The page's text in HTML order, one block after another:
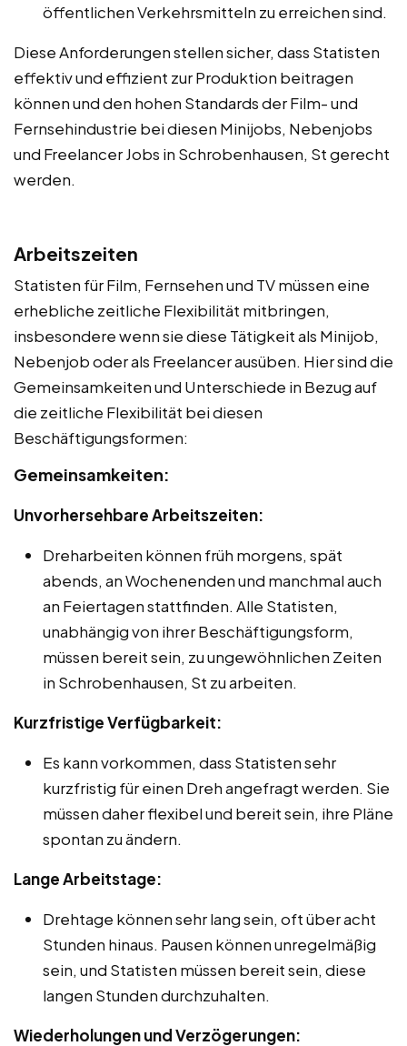
öffentlichen Verkehrsmitteln zu erreichen sind.
Diese Anforderungen stellen sicher, dass Statisten
effektiv und effizient zur Produktion beitragen
können und den hohen Standards der Film- und
Fernsehindustrie bei diesen Minijobs, Nebenjobs
und Freelancer Jobs in Schrobenhausen, St gerecht
werden.
Arbeitszeiten
Statisten für Film, Fernsehen und TV müssen eine
erhebliche zeitliche Flexibilität mitbringen,
insbesondere wenn sie diese Tätigkeit als Minijob,
Nebenjob oder als Freelancer ausüben. Hier sind die
Gemeinsamkeiten und Unterschiede in Bezug auf
die zeitliche Flexibilität bei diesen
Beschäftigungsformen:
Gemeinsamkeiten:
Unvorhersehbare Arbeitszeiten:
Dreharbeiten können früh morgens, spät
abends, an Wochenenden und manchmal auch
an Feiertagen stattfinden. Alle Statisten,
unabhängig von ihrer Beschäftigungsform,
müssen bereit sein, zu ungewöhnlichen Zeiten
in Schrobenhausen, St zu arbeiten.
Kurzfristige Verfügbarkeit:
Es kann vorkommen, dass Statisten sehr
kurzfristig für einen Dreh angefragt werden. Sie
müssen daher flexibel und bereit sein, ihre Pläne
spontan zu ändern.
Lange Arbeitstage:
Drehtage können sehr lang sein, oft über acht
Stunden hinaus. Pausen können unregelmäßig
sein, und Statisten müssen bereit sein, diese
langen Stunden durchzuhalten.
Wiederholungen und Verzögerungen: